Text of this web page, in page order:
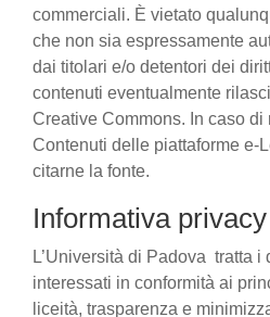
commerciali. È vietato
che non sia espressamente
dai titolari e/o detentori dei
contenuti eventualmente
Creative Commons. In caso di
Contenuti delle piattaforme e-
citarne la fonte.
Informativa privacy
L’Università di Padova tratta
interessati in conformità ai
liceità, trasparenza e